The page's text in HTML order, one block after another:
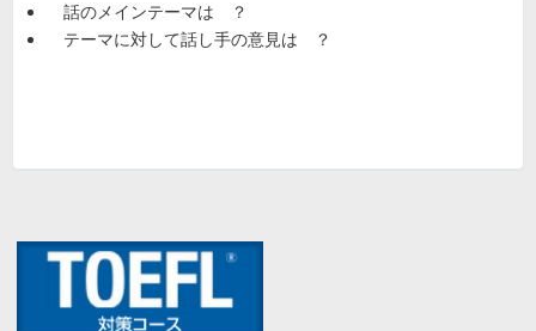
話のメインテーマは ？
テーマに対して話し手の意見は ？